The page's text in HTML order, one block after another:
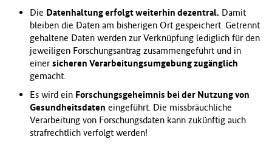
Die Datenhaltung erfolgt weiterhin dezentral. Damit
bleiben die Daten am bisherigen Ort gespeichert. Getrennt
gehaltene Daten werden zur Verknüpfung lediglich für den
jeweiligen Forschungsantrag zusammengeführt und in
einer sicheren Verarbeitungsumgebung zugänglich
gemacht.
Es wird ein Forschungsgeheimnis bei der Nutzung von
Gesundheitsdaten eingeführt. Die missbräuchliche
Verarbeitung von Forschungsdaten kann zukünftig auch
strafrechtlich verfolgt werden!